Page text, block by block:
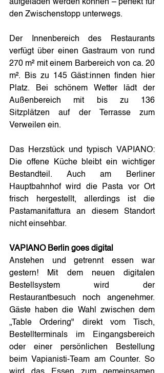
aufgeladen werden können – perfekt für
den Zwischenstopp unterwegs.
Der Innenbereich des Restaurants
verfügt über einen Gastraum von rund
270 m² mit einem Barbereich von ca. 20
m². Bis zu 145 Gäst:innen finden hier
Platz. Bei schönem Wetter lädt der
Außenbereich mit bis zu 136
Sitzplätzen auf der Terrasse zum
Verweilen ein.
Das Herzstück und typisch VAPIANO:
Die offene Küche bleibt ein wichtiger
Bestandteil. Auch am Berliner
Hauptbahnhof wird die Pasta vor Ort
frisch hergestellt, allerdings ist die
Pastamanifattura an diesem Standort
nicht einsehbar.
VAPIANO Berlin goes digital
Anstehen und getrennt essen war
gestern! Mit dem neuen digitalen
Bestellsystem wird der
Restaurantbesuch noch angenehmer.
Gäste haben die Wahl zwischen dem
„Table Ordering" direkt vom Tisch,
Bestellterminals im Eingangsbereich
oder einer persönlichen Bestellung
beim Vapianisti-Team am Counter. So